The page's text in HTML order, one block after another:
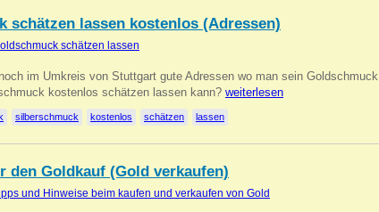
schätzen lassen kostenlos (Adressen)
schätzen lassen
im Umkreis von Stuttgart gute Adressen wo man sein Goldschmuck
kostenlos schätzen lassen kann? weiterlesen
silberschmuck kostenlos schätzen lassen
den Goldkauf (Gold verkaufen)
und Hinweise beim kaufen und verkaufen von Gold